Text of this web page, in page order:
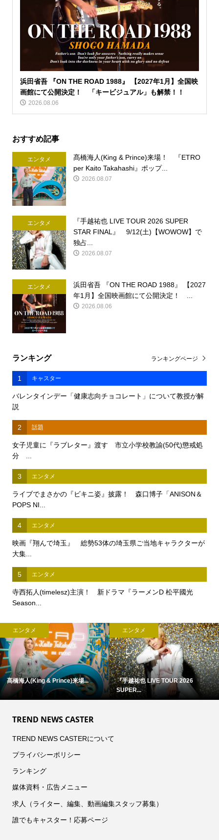
浜田省吾 『ON THE ROAD 1988』 【2027年1月】全国映
画館にて公開決定！ 「キービジュアル」も解禁！！
2026.08.06
おすすめ記事
エンタメ
髙橋海人(King & Prince)来場！ 『ETRO
per Kaito Takahashi』ポップ...
2026.08.07
エンタメ
『手越祐也 LIVE TOUR 2026 SUPER
STAR FINAL』 9/12(土)【WOWOW】で
独占...
2026.08.07
エンタメ
浜田省吾 『ON THE ROAD 1988』 【2027
年1月】全国映画館にて公開決定！ ...
2026.08.06
ランキング
1 キャスター
バレンタインデー「健康志向チョコレート」について教授が解
説
2 話題
女子児童に『ラブレター』渡す 市立小学校教諭(50代)懲戒処
分 ...
3 エンタメ
ライブでまさかの『ビキニ姿』披露！ 森口博子「ANISON＆
POPS NI...
4 エンタメ
映画『翔んで埼玉』 総勢53体の埼玉県ご当地キャラクターが
大集...
5 エンタメ
寺西拓人(timelesz)主演！ 新ドラマ『ラーメンD 松平國光
Season...
ランキングページ
エンタメ
浜田省吾 『ON THE ROAD 1988』
...
エンタメ
アン・ハサウェイ×ユアン・マクレ...
TREND NEWS CASTER
TREND NEWS CASTERについて
プライバシーポリシー
ランキング
媒体資料・広告メニュー
求人（ライター、編集、動画編集スタッフ募集）
誰でもキャスター！応募ページ